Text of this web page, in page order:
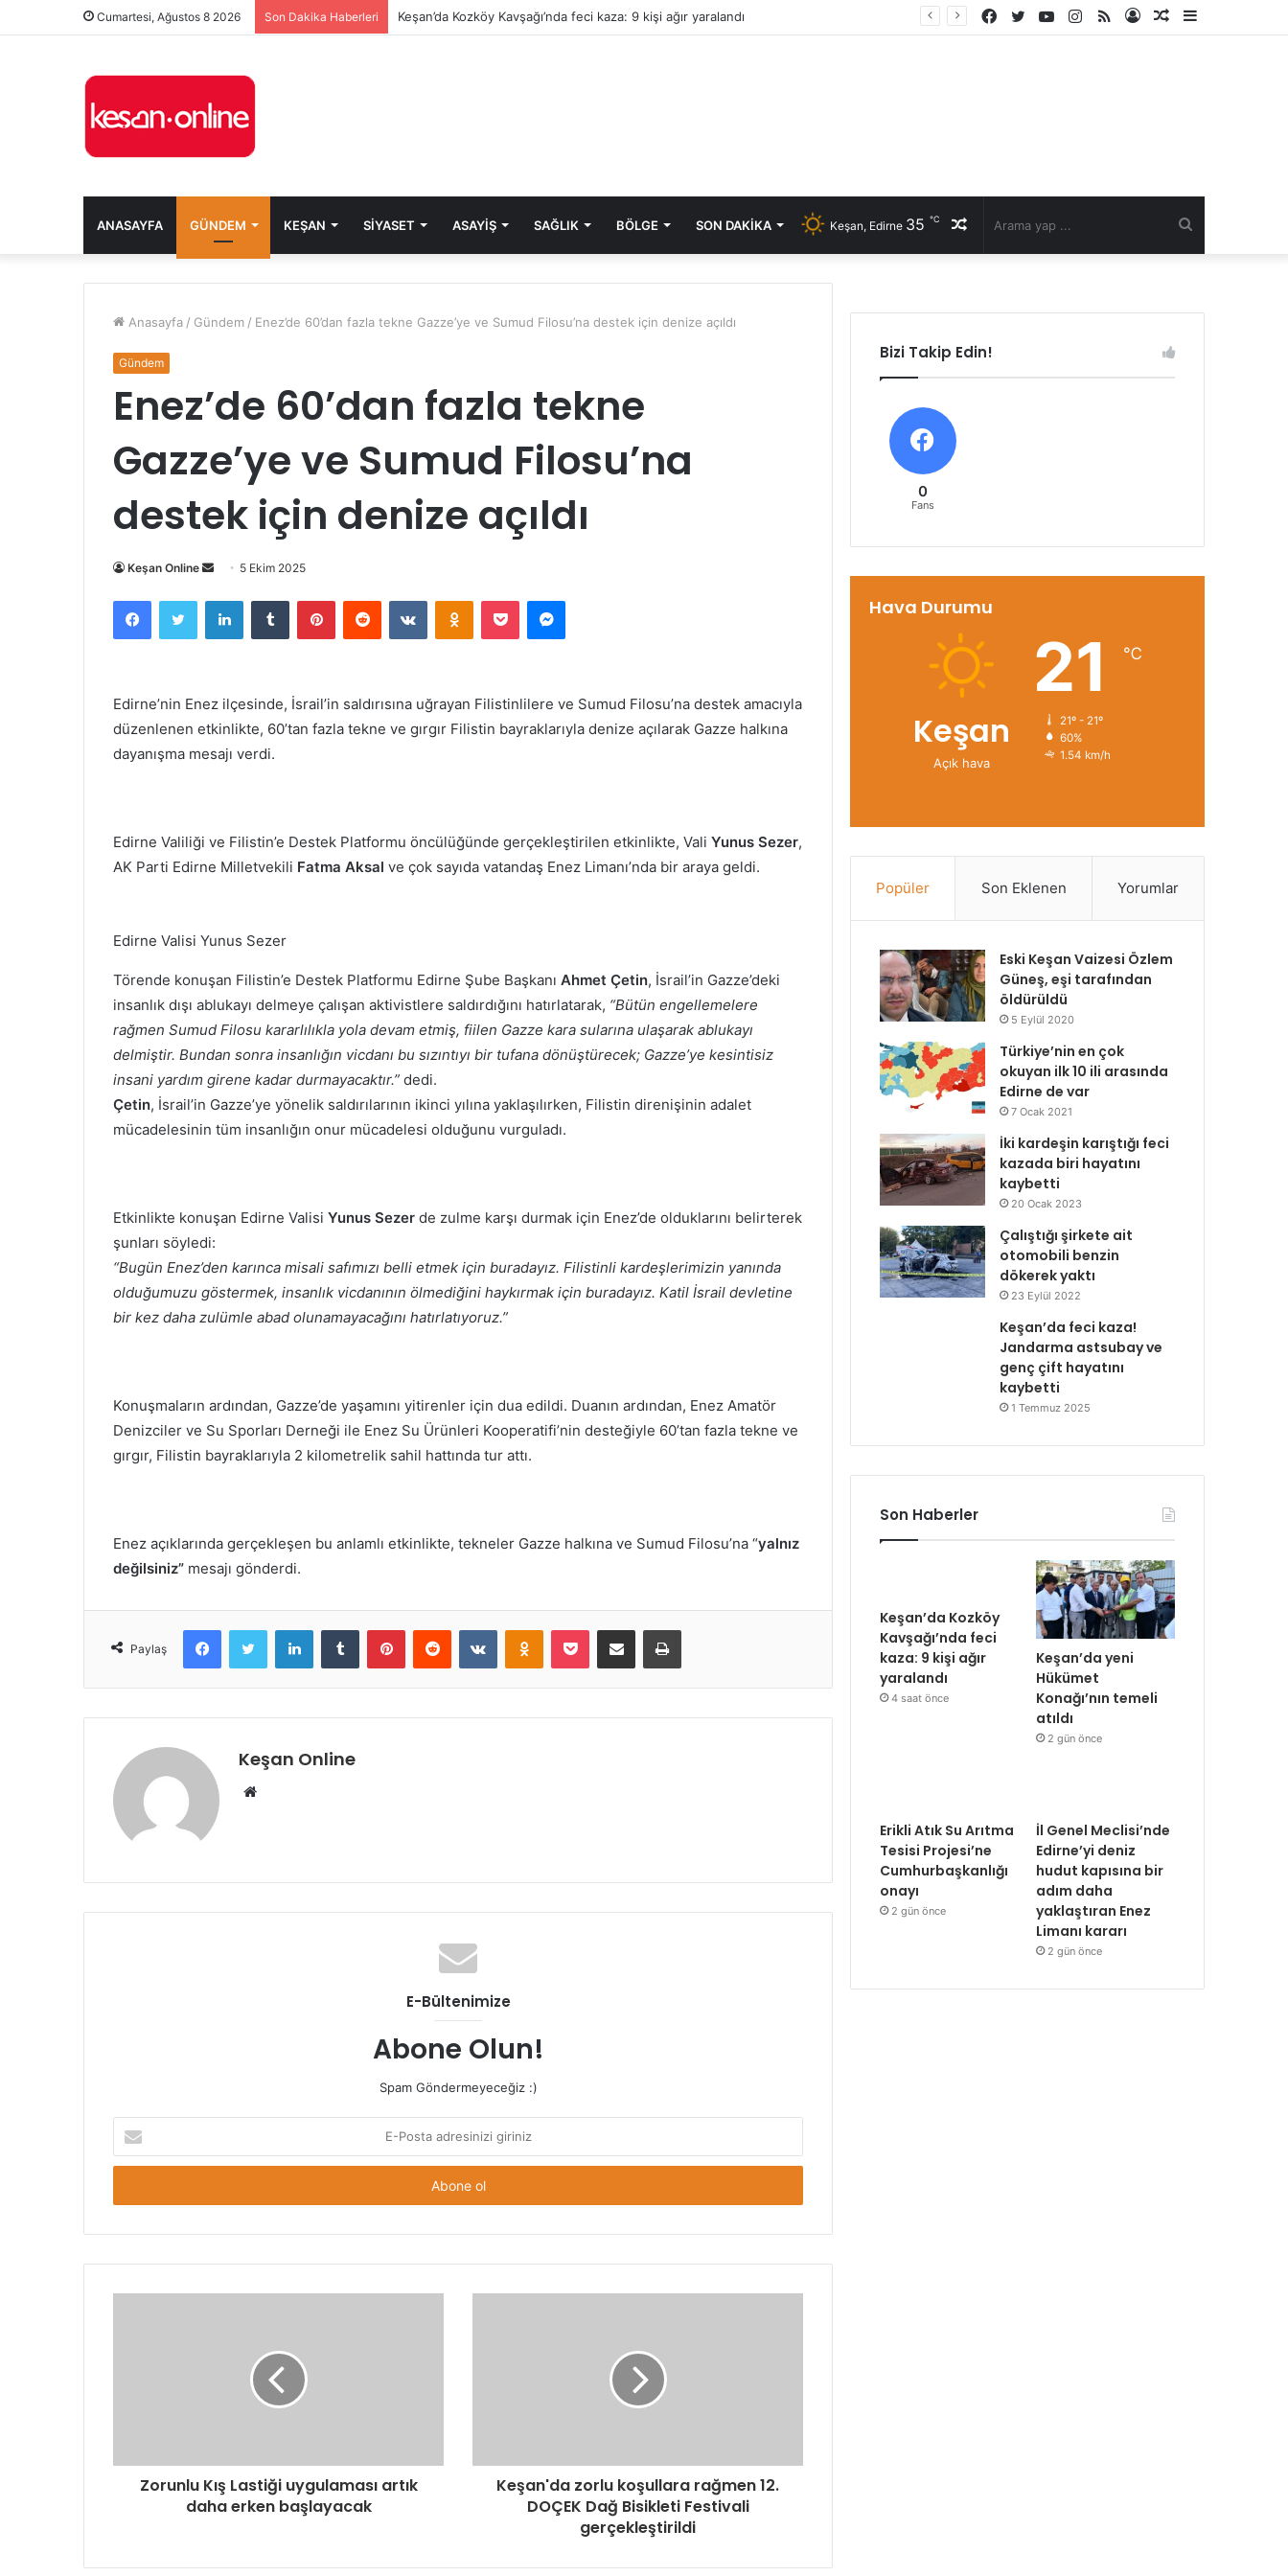
Cumartesi, Ağustos 8 2026 Son Dakika Haberleri Keşan’da Kozköy Kavşağı’nda feci kaza: 9 kişi ağır yaralandı
Kenar
Rastgele
Kayıt
RSS
Instagram
YouTube
Twitter
Facebook
ANASAYFA GÜNDEM KEŞAN SIYASET ASAYIŞ SAĞLIK BÖLGE SON DAKIKA Rastgele
Keşan, Edirne 35 ℃
Anasayfa / Gündem / Enez’de 60’dan fazla tekne Gazze’ye ve Sumud Filosu’na destek için denize açıldı
Gündem
Enez’de 60’dan fazla tekne
Gazze’ye ve Sumud Filosu’na
destek için denize açıldı
Keşan Online
Bir
posta
göndermek
5 Ekim 2025
FacebookTwitter LinkedInTumblr PinterestReddit VKontakteOdnoklassniki
Pocket Messenger
Edirne’nin Enez ilçesinde, İsrail’in saldırısına uğrayan Filistinlilere ve Sumud Filosu’na destek amacıyla
düzenlenen etkinlikte, 60’tan fazla tekne ve gırgır Filistin bayraklarıyla denize açılarak Gazze halkına
dayanışma mesajı verdi.
Edirne Valiliği ve Filistin’e Destek Platformu öncülüğünde gerçekleştirilen etkinlikte, Vali Yunus Sezer,
AK Parti Edirne Milletvekili Fatma Aksal ve çok sayıda vatandaş Enez Limanı’nda bir araya geldi.
Edirne Valisi Yunus Sezer
Törende konuşan Filistin’e Destek Platformu Edirne Şube Başkanı Ahmet Çetin, İsrail’in Gazze’deki
insanlık dışı ablukayı delmeye çalışan aktivistlere saldırdığını hatırlatarak, “Bütün engellemelere
rağmen Sumud Filosu kararlılıkla yola devam etmiş, fiilen Gazze kara sularına ulaşarak ablukayı
delmiştir. Bundan sonra insanlığın vicdanı bu sızıntıyı bir tufana dönüştürecek; Gazze’ye kesintisiz
insani yardım girene kadar durmayacaktır.” dedi.
Çetin, İsrail’in Gazze’ye yönelik saldırılarının ikinci yılına yaklaşılırken, Filistin direnişinin adalet
mücadelesinin tüm insanlığın onur mücadelesi olduğunu vurguladı.
Etkinlikte konuşan Edirne Valisi Yunus Sezer de zulme karşı durmak için Enez’de olduklarını belirterek
şunları söyledi:
“Bugün Enez’den karınca misali safımızı belli etmek için buradayız. Filistinli kardeşlerimizin yanında
olduğumuzu göstermek, insanlık vicdanının ölmediğini haykırmak için buradayız. Katil İsrail devletine
bir kez daha zulümle abad olunamayacağını hatırlatıyoruz.”
Konuşmaların ardından, Gazze’de yaşamını yitirenler için dua edildi. Duanın ardından, Enez Amatör
Denizciler ve Su Sporları Derneği ile Enez Su Ürünleri Kooperatifi’nin desteğiyle 60’tan fazla tekne ve
gırgır, Filistin bayraklarıyla 2 kilometrelik sahil hattında tur attı.
Enez açıklarında gerçekleşen bu anlamlı etkinlikte, tekneler Gazze halkına ve Sumud Filosu’na “yalnız
değilsiniz” mesajı gönderdi.
Paylaş
FacebookTwitter LinkedInTumblr PinterestReddit VKontakteOdnoklassniki
Pocket E-Posta ile paylaş Yazdır
Keşan Online
Web
E-Bültenimize
Abone Olun!
Spam Göndermeyeceğiz :)
Posta
adresinizi
Zorunlu Kış Lastiği uygulaması artık
daha erken başlayacak
Keşan'da zorlu koşullara rağmen 12.
DOÇEK Dağ Bisikleti Festivali
gerçekleştirildi
Bizi Takip Edin!
0
Fans
Hava Durumu
Keşan
Açık hava
21 ℃
21º - 21º
60%
1.54 km/h
Popüler Son Eklenen Yorumlar
Eski Keşan Vaizesi Özlem
Güneş, eşi tarafından
öldürüldü
5 Eylül 2020
Türkiye’nin en çok
okuyan ilk 10 ili arasında
Edirne de var
7 Ocak 2021
İki kardeşin karıştığı feci
kazada biri hayatını
kaybetti
20 Ocak 2023
Çalıştığı şirkete ait
otomobili benzin
dökerek yaktı
23 Eylül 2022
Keşan’da feci kaza!
Jandarma astsubay ve
genç çift hayatını
kaybetti
1 Temmuz 2025
Son Haberler
Keşan’da Kozköy
Kavşağı’nda feci
kaza: 9 kişi ağır
yaralandı
4 saat önce
Keşan’da yeni
Hükümet
Konağı’nın temeli
atıldı
2 gün önce
Erikli Atık Su Arıtma
Tesisi Projesi’ne
Cumhurbaşkanlığı
onayı
2 gün önce
İl Genel Meclisi’nde
Edirne’yi deniz
hudut kapısına bir
adım daha
yaklaştıran Enez
Limanı kararı
2 gün önce